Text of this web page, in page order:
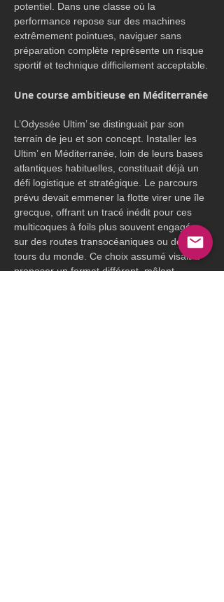
potentiel. Dans une classe où la
performance repose sur des machines
extrêmement pointues, naviguer sans
préparation complète représente un risque
sportif et technique difficilement acceptable.
Une course ambitieuse en Méditerranée
L’Odyssée Ultim’ se distinguait par son
terrain de jeu et son concept. Installer les
Ultim’ en Méditerranée, loin de leurs bases
atlantiques habituelles, constituait déjà un
défi logistique et stratégique. Le parcours
prévu devait emmener la flotte virer une île
grecque, offrant un tracé inédit pour ces
multicoques à foils plus souvent engagés
sur des routes transocéaniques ou des
tours du monde. Ce choix assumé visait à
proposer un format différent, mêlant